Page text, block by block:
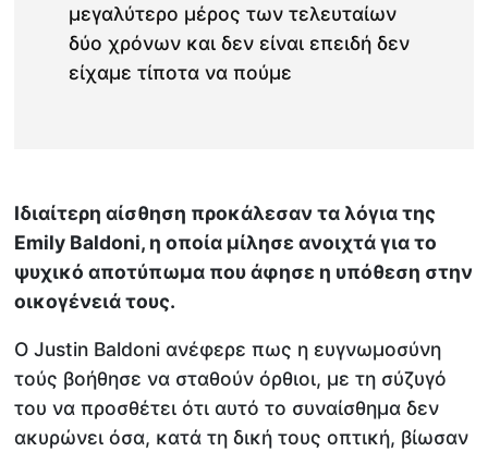
μεγαλύτερο μέρος των τελευταίων
δύο χρόνων και δεν είναι επειδή δεν
είχαμε τίποτα να πούμε
Ιδιαίτερη αίσθηση προκάλεσαν τα λόγια της
Emily Baldoni, η οποία μίλησε ανοιχτά για το
ψυχικό αποτύπωμα που άφησε η υπόθεση στην
οικογένειά τους.
Ο Justin Baldoni ανέφερε πως η ευγνωμοσύνη
τούς βοήθησε να σταθούν όρθιοι, με τη σύζυγό
του να προσθέτει ότι αυτό το συναίσθημα δεν
ακυρώνει όσα, κατά τη δική τους οπτική, βίωσαν